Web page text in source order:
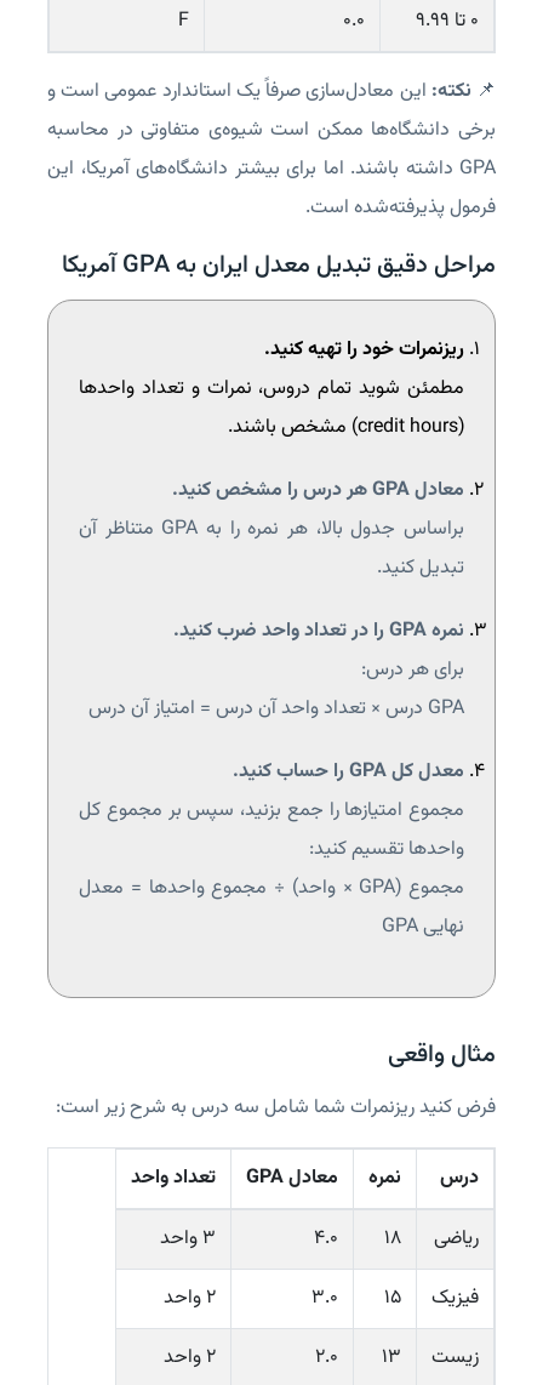
۰ تا ۹.۹۹ ۰.۰ F
📌 نکته: این معادل‌سازی صرفاً یک استاندارد عمومی است و
برخی دانشگاه‌ها ممکن است شیوه‌ی متفاوتی در محاسبه
GPA داشته باشند. اما برای بیشتر دانشگاه‌های آمریکا، این
فرمول پذیرفته‌شده است.
مراحل دقیق تبدیل معدل ایران به GPA آمریکا
ریزنمرات خود را تهیه کنید.
مطمئن شوید تمام دروس، نمرات و تعداد واحدها
(credit hours) مشخص باشند.
معادل GPA هر درس را مشخص کنید.
براساس جدول بالا، هر نمره را به GPA متناظر آن
تبدیل کنید.
نمره GPA را در تعداد واحد ضرب کنید.
برای هر درس:
GPA درس × تعداد واحد آن درس = امتیاز آن درس
معدل کل GPA را حساب کنید.
مجموع امتیازها را جمع بزنید، سپس بر مجموع کل
واحدها تقسیم کنید:
مجموع (GPA × واحد) ÷ مجموع واحدها = معدل
نهایی GPA
مثال واقعی
فرض کنید ریزنمرات شما شامل سه درس به شرح زیر است:
درس نمره معادل GPA
تعداد واحد
ریاضی
۱۸ ۴.۰
۳ واحد
فیزیک
۱۵ ۳.۰
۲ واحد
زیست
۱۳ ۲.۰ ۲ واحد